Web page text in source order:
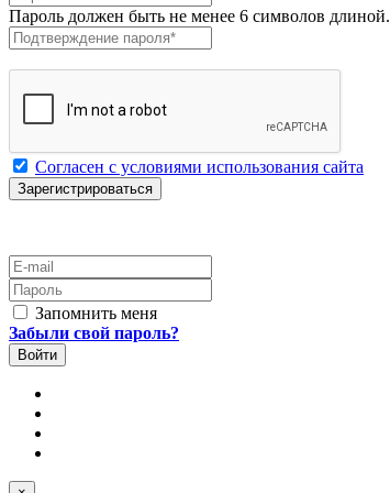
Пароль должен быть не менее 6 символов длиной.
Подтверждение пароля
Согласен с условиями использования сайта
E-mail
Пароль
Запомнить меня
Забыли свой пароль?